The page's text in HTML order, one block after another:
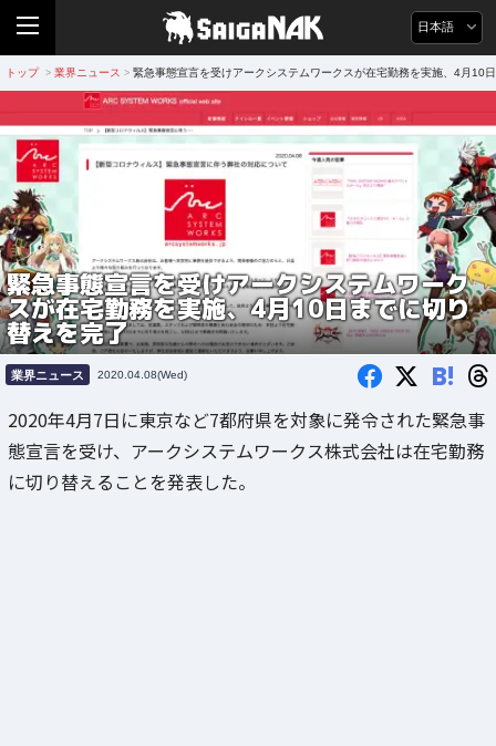
日本語
トップ > 業界ニュース > 緊急事態宣言を受けアークシステムワークスが在宅勤務を実施、4月10
緊急事態宣言を受けアークシステムワーク
スが在宅勤務を実施、4月10日までに切り
替えを完了
業界ニュース 2020.04.08(Wed) B!
2020年4月7日に東京など7都府県を対象に発令された緊急事
態宣言を受け、アークシステムワークス株式会社は在宅勤務
に切り替えることを発表した。